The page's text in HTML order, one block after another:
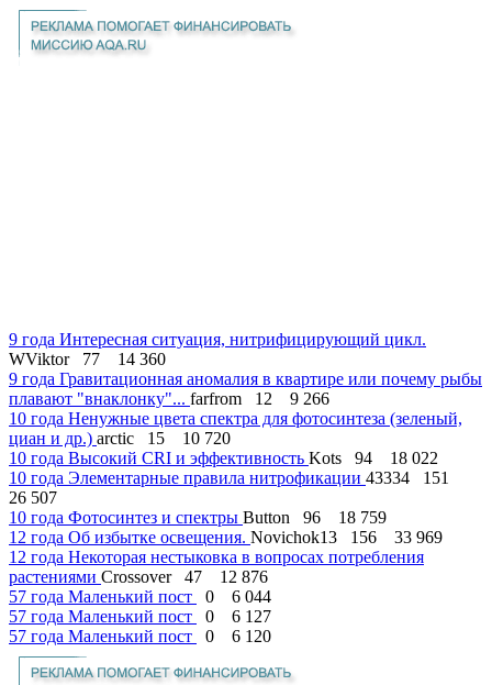
9 года Интересная ситуация, нитрифицирующий цикл.
WViktor
77
14 360
9 года Гравитационная аномалия в квартире или почему рыбы
плавают "внаклонку"... farfrom 12
9 266
10 года Ненужные цвета спектра для фотосинтеза (зеленый,
циан и др.) arctic 15
10 720
10 года Высокий CRI и эффективность Kots 94
18 022
10 года Элементарные правила нитрофикации 43334
151
26 507
10 года Фотосинтез и спектры Button 96
18 759
12 года Об избытке освещения. Novichok13 156
33 969
12 года Некоторая нестыковка в вопросах потребления
растениями Crossover 47
12 876
57 года Маленький пост 0
6 044
57 года Маленький пост 0
6 127
57 года Маленький пост 0 6 120